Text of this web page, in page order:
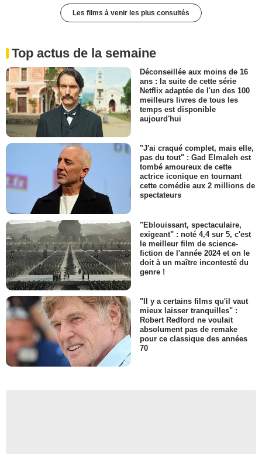
Les films à venir les plus consultés
Top actus de la semaine
Déconseillée aux moins de 16
ans : la suite de cette série
Netflix adaptée de l'un des 100
meilleurs livres de tous les
temps est disponible
aujourd'hui
"J'ai craqué complet, mais elle,
pas du tout" : Gad Elmaleh est
tombé amoureux de cette
actrice iconique en tournant
cette comédie aux 2 millions de
spectateurs
"Eblouissant, spectaculaire,
exigeant" : noté 4,4 sur 5, c'est
le meilleur film de science-
fiction de l'année 2024 et on le
doit à un maître incontesté du
genre !
"Il y a certains films qu'il vaut
mieux laisser tranquilles" :
Robert Redford ne voulait
absolument pas de remake
pour ce classique des années
70